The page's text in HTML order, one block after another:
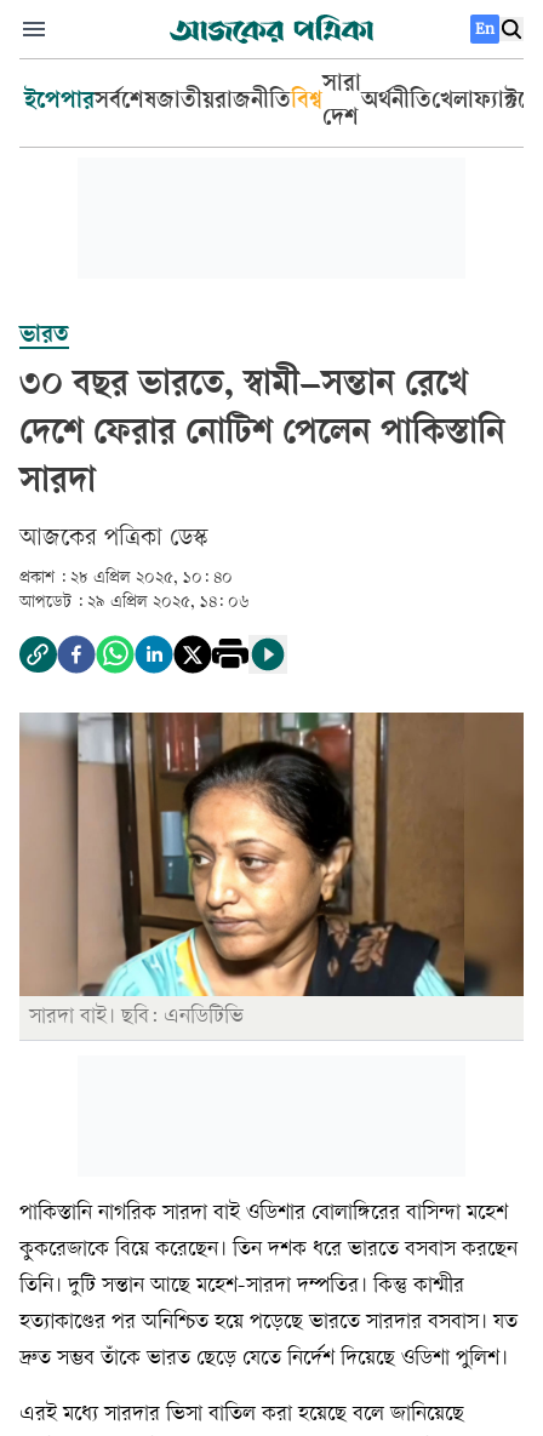
En
ইপেপারসর্বশেষজাতীয়রাজনীতিবিশ্ব
সারা
দেশ
অর্থনীতিখেলা
ভারত
৩০ বছর ভারতে, স্বামী–সন্তান রেখে
দেশে ফেরার নোটিশ পেলেন পাকিস্তানি
সারদা
আজকের পত্রিকা ডেস্ক­
প্রকাশ : ২৮ এপ্রিল ২০২৫, ১০: ৪০
আপডেট : ২৯ এপ্রিল ২০২৫, ১৪: ০৬
সারদা বাই। ছবি: এনডিটিভি
পাকিস্তানি নাগরিক সারদা বাই ওডিশার বোলাঙ্গিরের বাসিন্দা মহেশ
কুকরেজাকে বিয়ে করেছেন। তিন দশক ধরে ভারতে বসবাস করছেন
তিনি। দুটি সন্তান আছে মহেশ-সারদা দম্পতির। কিন্তু কাশ্মীর
হত্যাকাণ্ডের পর অনিশ্চিত হয়ে পড়েছে ভারতে সারদার বসবাস। যত
দ্রুত সম্ভব তাঁকে ভারত ছেড়ে যেতে নির্দেশ দিয়েছে ওডিশা পুলিশ।
এরই মধ্যে সারদার ভিসা বাতিল করা হয়েছে বলে জানিয়েছে